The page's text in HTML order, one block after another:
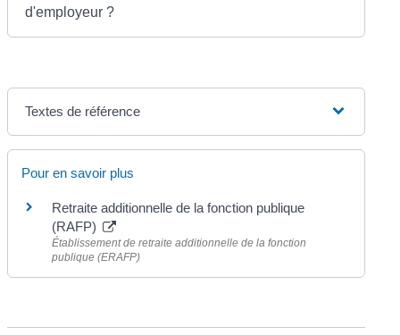
d'employeur ?
Textes de référence
Pour en savoir plus
Retraite additionnelle de la fonction publique
(RAFP)
Établissement de retraite additionnelle de la fonction
publique (ERAFP)